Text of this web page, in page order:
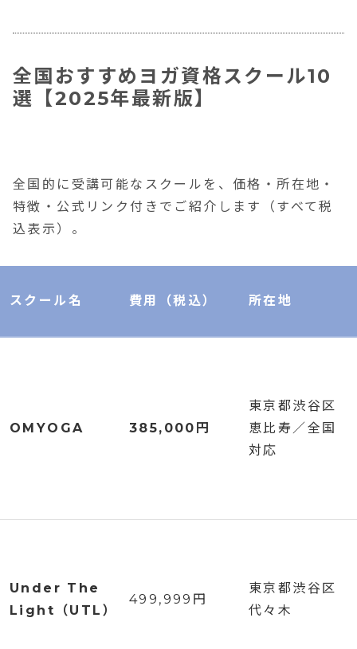
全国おすすめヨガ資格スクール10
選【2025年最新版】
全国的に受講可能なスクールを、価格・所在地・
特徴・公式リンク付きでご紹介します（すべて税
込表示）。
スクール名 費用（税込） 所在地
OMYOGA 385,000円
東京都渋谷区
恵比寿／全国
対応
Under The
Light（UTL）
499,999円
東京都渋谷区
代々木